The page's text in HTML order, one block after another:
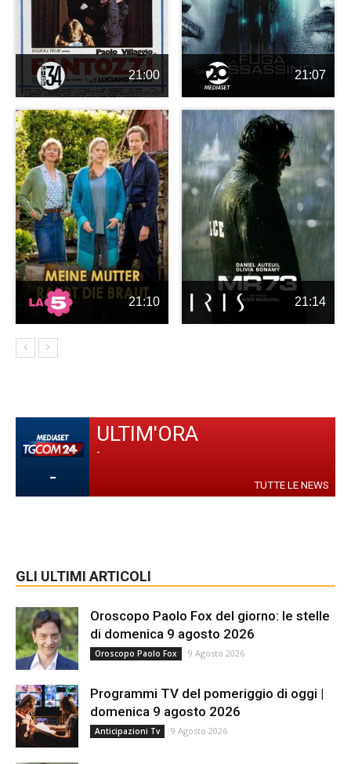
21:00 21:07
21:10 21:14
-
ULTIM'ORA
-
TUTTE LE NEWS
GLI ULTIMI ARTICOLI
Oroscopo Paolo Fox del giorno: le stelle
di domenica 9 agosto 2026
Oroscopo Paolo Fox 9 Agosto 2026
Programmi TV del pomeriggio di oggi |
domenica 9 agosto 2026
Anticipazioni Tv 9 Agosto 2026